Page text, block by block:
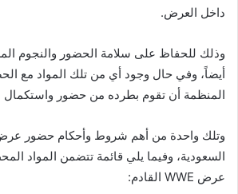
داخل العرض.
وذلك للحفاظ على سلامة الحضور والنجوم
أيضاً، وفي حال وجود أي من تلك المواد مع
المنظمة أن تقوم بطرده من حضور
السعودية، وفيما يلي قائمة تتضمن المواد
عرض WWE القادم: